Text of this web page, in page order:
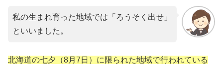
私の生まれ育った地域では「ろうそく出せ」
といいました。
北海道の七夕（8月7日）に限られた地域で行われている